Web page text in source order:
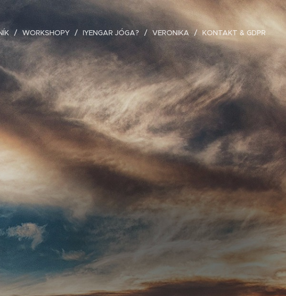
WORKSHOPY IYENGAR JÓGA? VERONIKA KONTAKT & GDPR